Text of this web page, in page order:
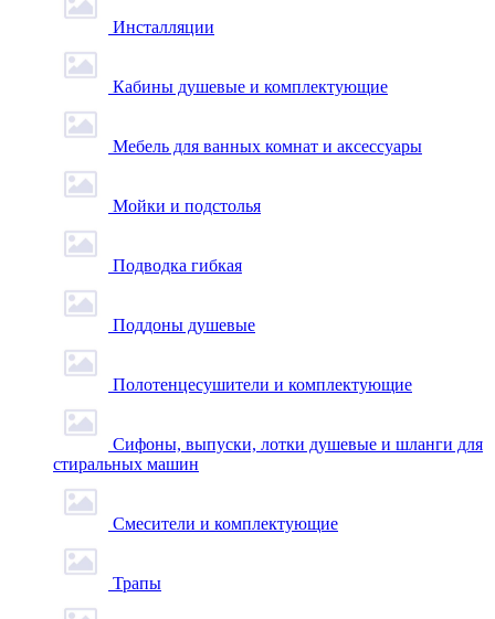
Инсталляции
Кабины душевые и комплектующие
Мебель для ванных комнат и аксессуары
Мойки и подстолья
Подводка гибкая
Поддоны душевые
Полотенцесушители и комплектующие
Сифоны, выпуски, лотки душевые и шланги для
стиральных машин
Смесители и комплектующие
Трапы